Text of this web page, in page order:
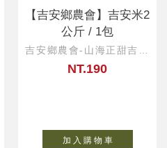
【吉安鄉農會】吉安米2
公斤 / 1包
吉安鄉農會-山海正甜吉製
冰所
NT.190
加 入 購 物 車